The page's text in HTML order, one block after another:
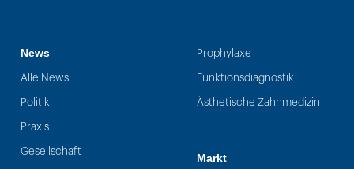
News
Alle News
Politik
Praxis
Gesellschaft
Prophylaxe
Funktionsdiagnostik
Ästhetische Zahnmedizin
Markt